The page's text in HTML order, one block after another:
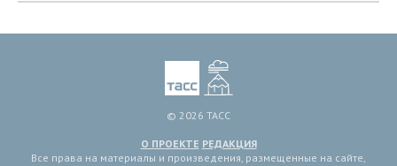
© 2026 ТАСС
О ПРОЕКТЕ РЕДАКЦИЯ
Все права на материалы и произведения, размещенные на сайте,